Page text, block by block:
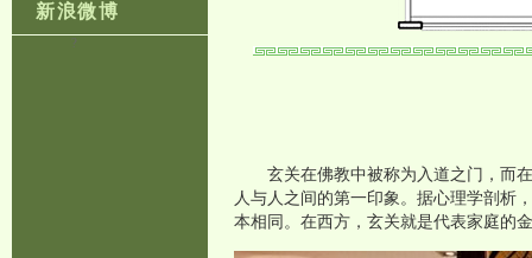
新浪微博
?
玄关在佛教中被称为入道之门，而
人与人之间的第一印象。据心理学剖析
本相同。在西方，玄关就是代表家庭的